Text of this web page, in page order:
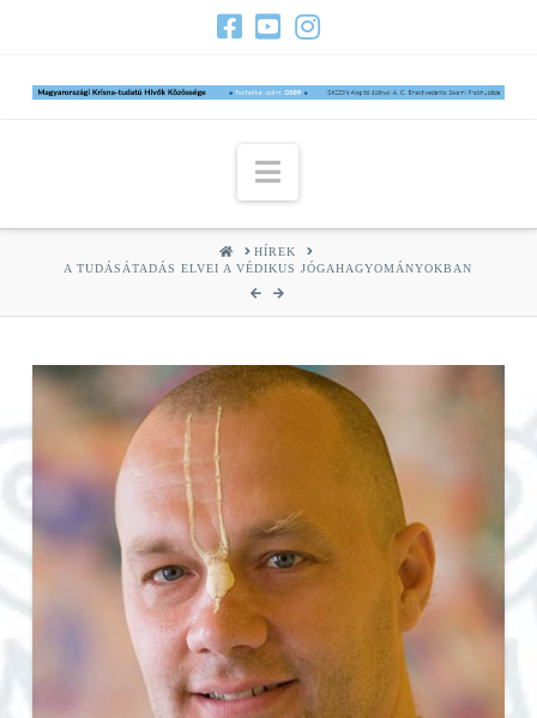
Navigation
HOMEHÍREK
A TUDÁSÁTADÁS ELVEI A VÉDIKUS JÓGAHAGYOMÁNYOKBAN